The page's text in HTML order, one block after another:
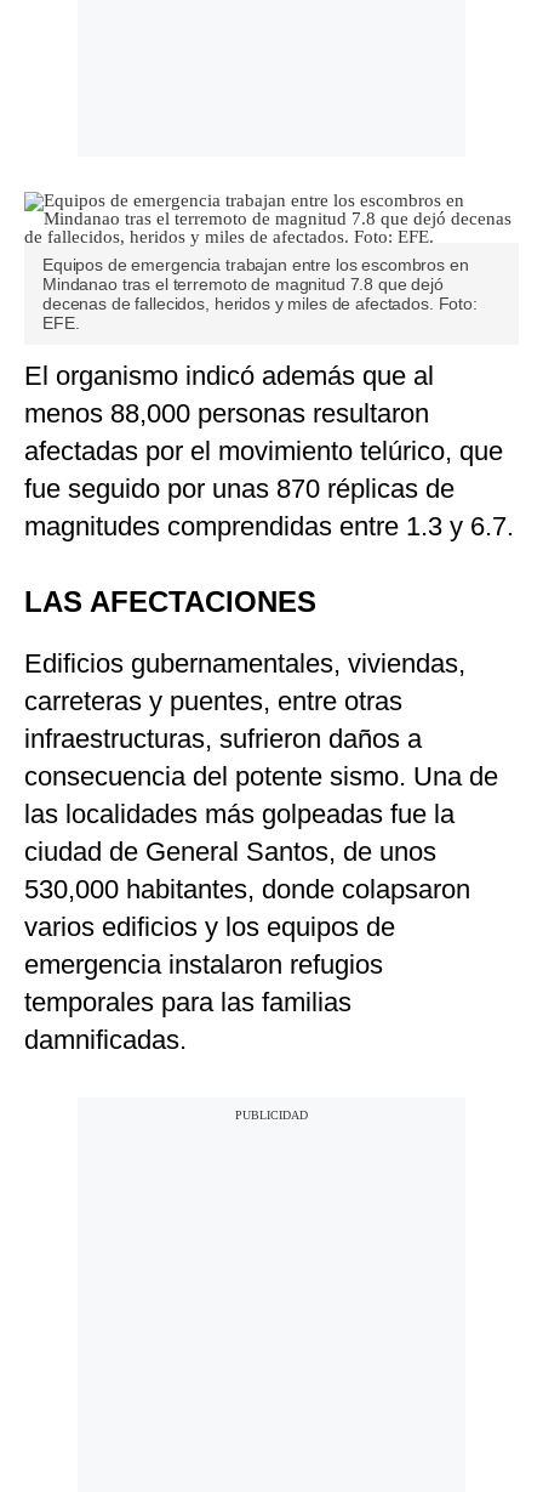
Equipos de emergencia trabajan entre los escombros en
Mindanao tras el terremoto de magnitud 7.8 que dejó
decenas de fallecidos, heridos y miles de afectados. Foto:
EFE.
El organismo indicó además que al
menos 88,000 personas resultaron
afectadas por el movimiento telúrico, que
fue seguido por unas 870 réplicas de
magnitudes comprendidas entre 1.3 y 6.7.
LAS AFECTACIONES
Edificios gubernamentales, viviendas,
carreteras y puentes, entre otras
infraestructuras, sufrieron daños a
consecuencia del potente sismo. Una de
las localidades más golpeadas fue la
ciudad de General Santos, de unos
530,000 habitantes, donde colapsaron
varios edificios y los equipos de
emergencia instalaron refugios
temporales para las familias
damnificadas.